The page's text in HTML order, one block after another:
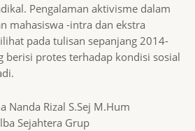
Pengalaman aktivisme dalam
mahasiswa -intra dan ekstra
pada tulisan sepanjang 2014-
berisi protes terhadap kondisi sosial
Nanda Rizal S.Sej M.Hum
Sejahtera Grup